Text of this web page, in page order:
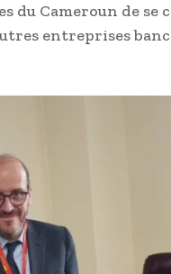
du Cameroun de se
entreprises